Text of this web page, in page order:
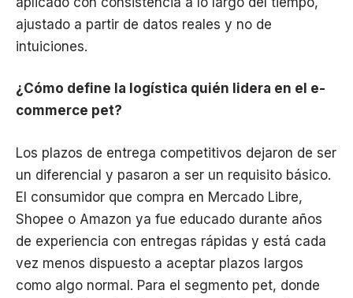
ajustado a partir de datos reales y no de
intuiciones.
¿Cómo define la logística quién lidera en el e-
commerce pet?
Los plazos de entrega competitivos dejaron de ser
un diferencial y pasaron a ser un requisito básico.
El consumidor que compra en Mercado Libre,
Shopee o Amazon ya fue educado durante años
de experiencia con entregas rápidas y está cada
vez menos dispuesto a aceptar plazos largos
como algo normal. Para el segmento pet, donde